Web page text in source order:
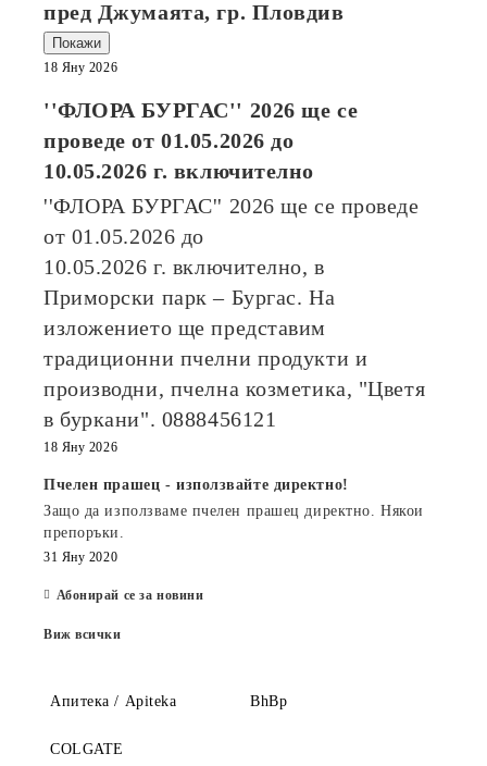
пред Джумаята, гр. Пловдив
Покажи
18 Яну 2026
''ФЛОРА БУРГАС'' 2026ще се
проведе от01.05.2026 до
10.05.2026 г. включително
''ФЛОРА БУРГАС'' 2026ще се проведе
от 01.05.2026 до
10.05.2026 г. включително, в
Приморски парк – Бургас. На
изложението ще представим
традиционни пчелни продукти и
производни, пчелна козметика, "Цветя
в буркани". 0888456121
18 Яну 2026
Пчелен прашец - използвайте директно!
Защо да използваме пчелен прашец директно. Някои
препоръки.
31 Яну 2020
Абонирай се за новини
Виж всички
Апитека / Apiteka BhBp
COLGATE